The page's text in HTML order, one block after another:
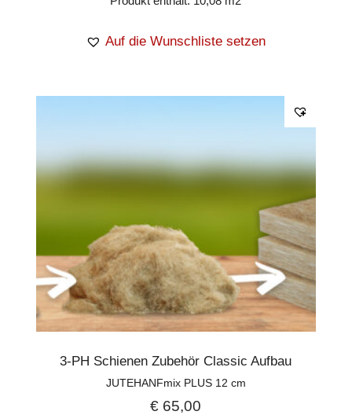
Auf die Wunschliste setzen
3-PH Schienen Zubehör Classic Aufbau
JUTEHANFmix PLUS 12 cm
€ 65,00